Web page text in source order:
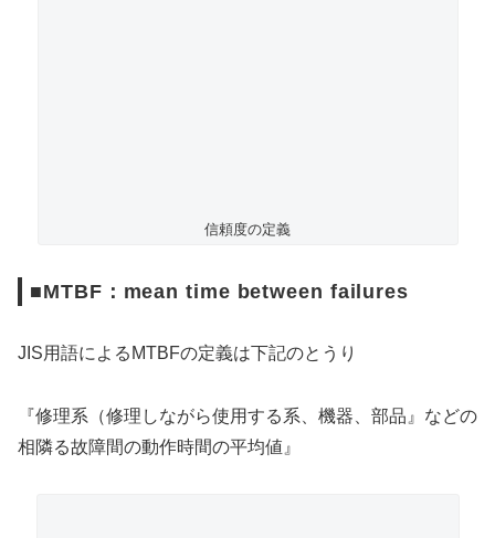
信頼度の定義
■MTBF：mean time between failures
JIS用語によるMTBFの定義は下記のとうり
『修理系（修理しながら使用する系、機器、部品』などの
相隣る故障間の動作時間の平均値』